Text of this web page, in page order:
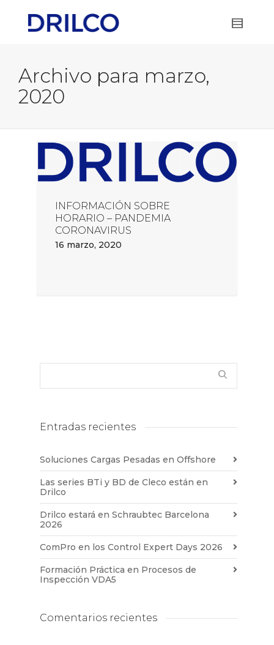
Archivo para marzo,
2020
INFORMACIÓN SOBRE
HORARIO – PANDEMIA
CORONAVIRUS
16 marzo, 2020
Entradas recientes
Soluciones Cargas Pesadas en Offshore
Las series BTi y BD de Cleco están en
Drilco
Drilco estará en Schraubtec Barcelona
2026
ComPro en los Control Expert Days 2026
Formación Práctica en Procesos de
Inspección VDA5
Comentarios recientes